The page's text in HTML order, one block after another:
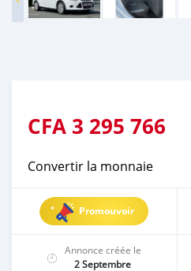
CFA 3 295 766
Convertir la monnaie
Promouvoir
Annonce créée le
2 Septembre